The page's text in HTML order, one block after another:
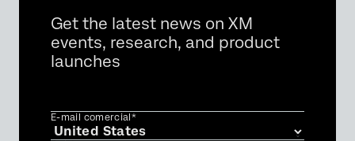
Get the latest news on XM
events, research, and product
launches
E-mail comercial*